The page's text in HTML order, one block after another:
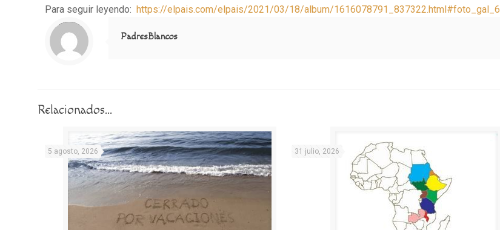
Para seguir leyendo:https://elpais.com/elpais/2021/03/18/album/1616078791_837322.html#foto_gal_6
Notice
: Trying to access array offset on value of type null in
/home/misioner/public_html/padresblancos/themes/betheme/includes/content-single.php
on line
286
PadresBlancos
Relacionados...
5 agosto, 2026 31 julio, 2026